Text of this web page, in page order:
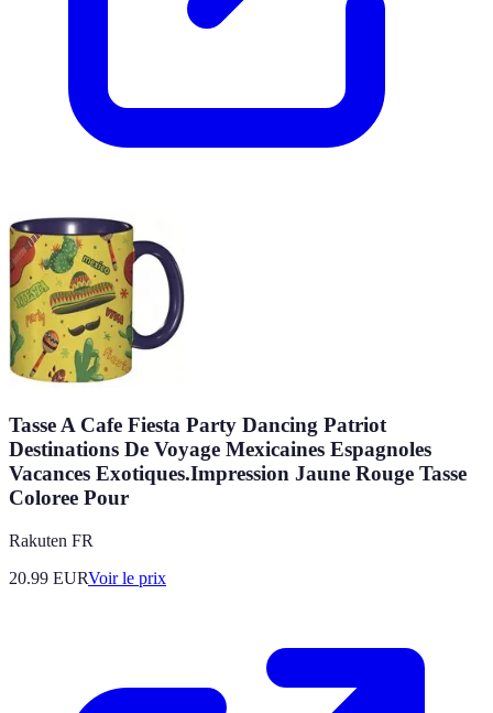
Tasse A Cafe Fiesta Party Dancing Patriot
Destinations De Voyage Mexicaines Espagnoles
Vacances Exotiques.Impression Jaune Rouge Tasse
Coloree Pour
Rakuten FR
20.99 EURVoir le prix